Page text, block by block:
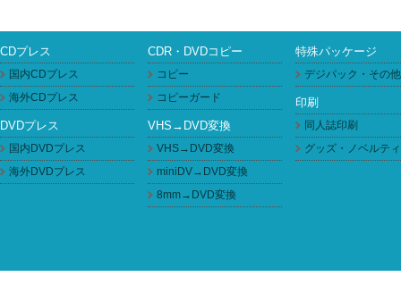
CDプレス
国内CDプレス
海外CDプレス
DVDプレス
国内DVDプレス
海外DVDプレス
CDR・DVDコピー
コピー
コピーガード
VHS→DVD変換
VHS→DVD変換
miniDV→DVD変換
8mm→DVD変換
特殊パッケージ
デジパック・その他
印刷
同人誌印刷
グッズ・ノベルティ